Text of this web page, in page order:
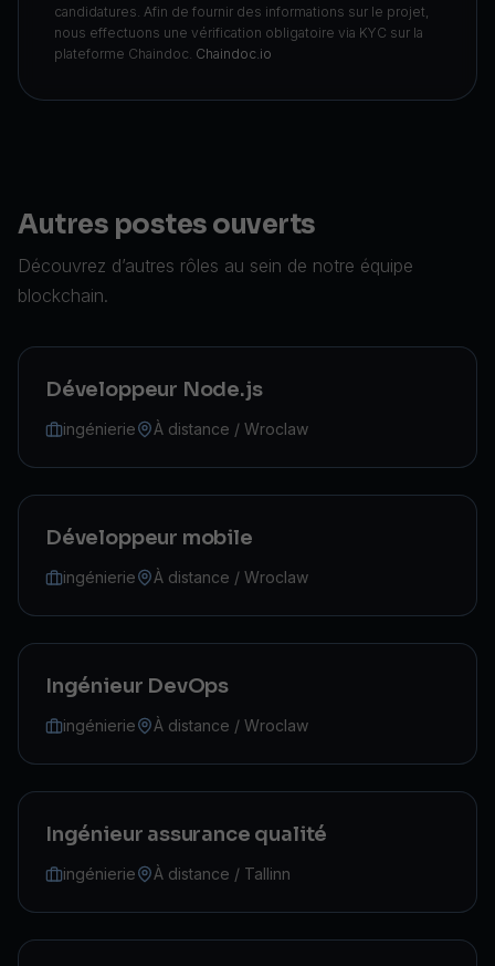
candidatures. Afin de fournir des informations sur le projet,
nous effectuons une vérification obligatoire via KYC sur la
plateforme Chaindoc. Chaindoc.io
Autres postes ouverts
Découvrez d’autres rôles au sein de notre équipe
blockchain.
Développeur Node.js
ingénierie À distance / Wroclaw
Développeur mobile
ingénierie À distance / Wroclaw
Ingénieur DevOps
ingénierie À distance / Wroclaw
Ingénieur assurance qualité
ingénierie À distance / Tallinn